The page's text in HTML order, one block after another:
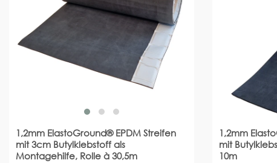
1,2mm ElastoGround® EPDM Streifen
mit 3cm Butylklebstoff als
Montagehilfe, Rolle à 30,5m
1,2mm
mit
10m